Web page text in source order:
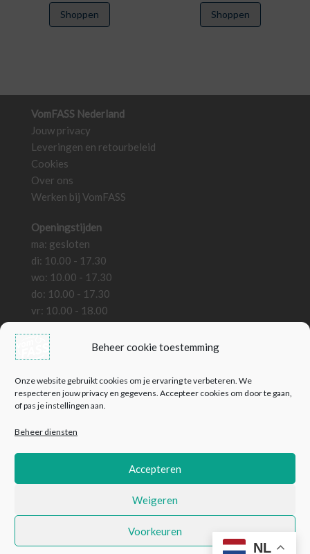
Beheer cookie toestemming
Onze website gebruikt cookies om je ervaring te verbeteren. We
respecteren jouw privacy en gegevens. Accepteer cookies om door te gaan,
of pas je instellingen aan.
Beheer diensten
Accepteren
Weigeren
Voorkeuren
Shoppen Shoppen
VomFASS Nederland
Jouw privacy
Leveringen en retourbeleid
Cookies
Over ons
Werken bij VomFASS
Openingstijden
ma: gesloten
di: 10.00 - 17.30
wo: 10.00 - 17.30
do: 10.00 - 17.30
vr: 10.00 - 18.00
zo: gesloten
VomFass Wassenaar B.V.
KVK: 82127441
T: +31 (0) 85 4444 730
© 2026 VomFASS Wassenaar B.V.
NL